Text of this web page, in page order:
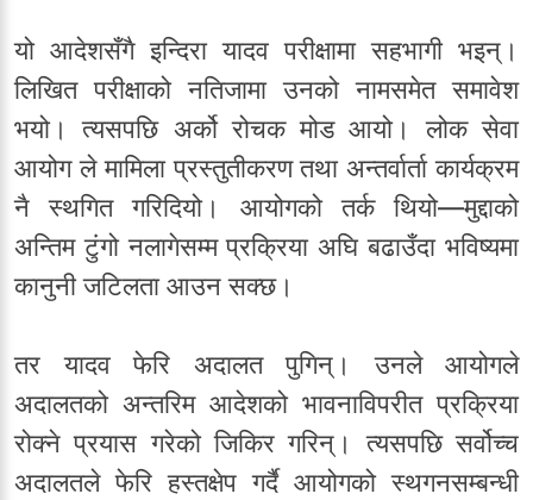
यो आदेशसँगै इन्दिरा यादव परीक्षामा सहभागी भइन्।
लिखित परीक्षाको नतिजामा उनको नामसमेत समावेश
भयो। त्यसपछि अर्को रोचक मोड आयो। लोक सेवा
आयोग ले मामिला प्रस्तुतीकरण तथा अन्तर्वार्ता कार्यक्रम
नै स्थगित गरिदियो। आयोगको तर्क थियो—मुद्दाको
अन्तिम टुंगो नलागेसम्म प्रक्रिया अघि बढाउँदा भविष्यमा
कानुनी जटिलता आउन सक्छ।
तर यादव फेरि अदालत पुगिन्। उनले आयोगले
अदालतको अन्तरिम आदेशको भावनाविपरीत प्रक्रिया
रोक्ने प्रयास गरेको जिकिर गरिन्। त्यसपछि सर्वोच्च
अदालतले फेरि हस्तक्षेप गर्दै आयोगको स्थगनसम्बन्धी